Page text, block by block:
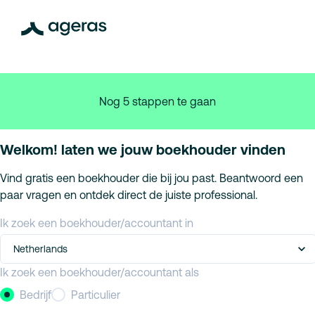
Nog 5 stappen te gaan
Welkom! laten we jouw boekhouder vinden
Vind gratis een boekhouder die bij jou past. Beantwoord een
paar vragen en ontdek direct de juiste professional.
Ik zoek een boekhouder/accountant in
Netherlands
Ik zoek een boekhouder/accountant als
Bedrijf
Particulier